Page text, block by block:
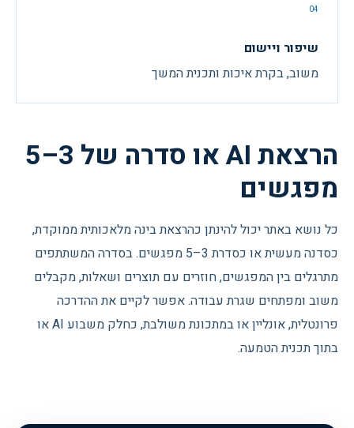
04
שיפור ויישום
משוב, בקרת איכות ותכנית המשך
הרצאת AI או סדרה של 3–5
מפגשים
כל נושא באתר יכול להינתן כהרצאת בינה מלאכותית ממוקדת,
כסדנה מעשית או כסדרת 3–5 מפגשים. בסדרה המשתתפים
מתרגלים בין המפגשים, חוזרים עם תוצרים ושאלות, מקבלים
משוב ומפתחים שגרת עבודה. אפשר לקיים את ההדרכה
פרונטלית, אונליין או במתכונת משולבת, כחלק משבוע AI או
בתוך תכנית הטמעה.